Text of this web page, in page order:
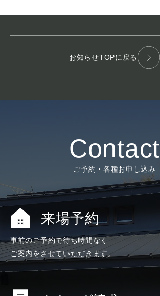
お知らせTOPに戻る
Contact
ご予約・各種お申し込み
来場予約
事前のご予約で待ち時間なく
ご案内をさせていただきます。